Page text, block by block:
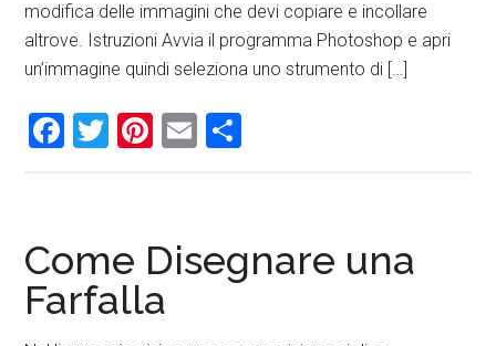
modifica delle immagini che devi copiare e incollare
altrove. Istruzioni Avvia il programma Photoshop e apri
un’immagine quindi seleziona uno strumento di […]
Facebook
Twitter
Pinterest
Email
Come Disegnare una
Farfalla